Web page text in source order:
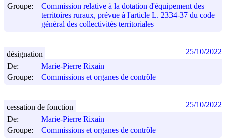
Groupe:
Commission relative à la dotation d'équipement des
territoires ruraux, prévue à l'article L. 2334-37 du code
général des collectivités territoriales
De:
Marie-Pierre Rixain
Groupe:
Commissions et organes de contrôle
désignation 25/10/2022
De:
Marie-Pierre Rixain
Groupe:
Commissions et organes de contrôle
cessation de fonction 25/10/2022